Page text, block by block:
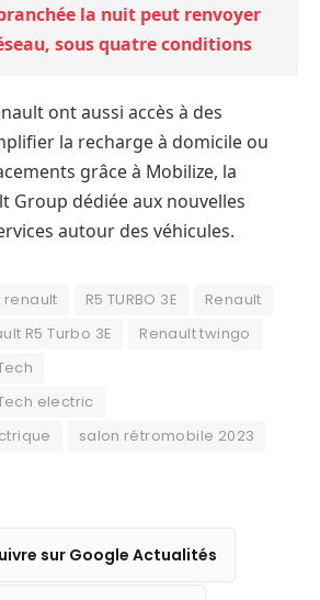
la nuit peut renvoyer
sous quatre conditions
ont aussi accès à des
la recharge à domicile ou
grâce à Mobilize, la
Group dédiée aux nouvelles
autour des véhicules.
R5 TURBO 3E
Renault
R5 Turbo 3E
Renault twingo
electric
salon rétromobile 2023
sur Google Actualités